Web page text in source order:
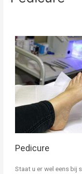
Pedicure
Staat u er wel eens bij